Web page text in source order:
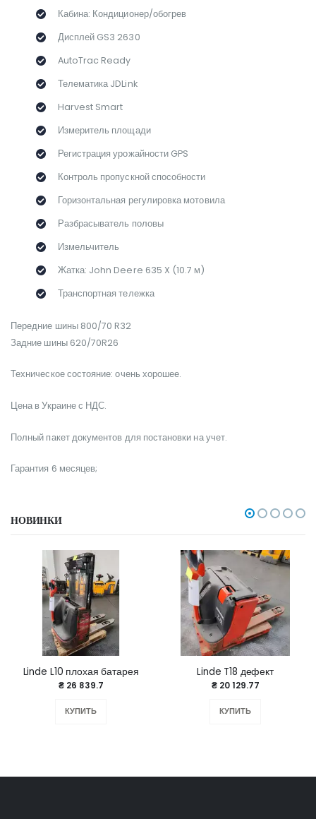
Кабина: Кондиционер/обогрев
Дисплей GS3 2630
AutoTrac Ready
Телематика JDLink
Harvest Smart
Измеритель площади
Регистрация урожайности GPS
Контроль пропускной способности
Горизонтальная регулировка мотовила
Разбрасыватель половы
Измельчитель
Жатка: John Deere 635 X (10.7 м)
Транспортная тележка
Передние шины 800/70 R32
Задние шины 620/70R26
Техническое состояние: очень хорошее.
Цена в Украине с НДС.
Полный пакет документов для постановки на учет.
Гарантия 6 месяцев;
НОВИНКИ
Linde L10 плохая батарея
₴ 26 839.7
КУПИТЬ
Linde T18 дефект
₴ 20 129.77
КУПИТЬ